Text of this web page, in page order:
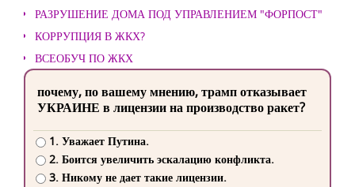
РАЗРУШЕНИЕ ДОМА ПОД УПРАВЛЕНИЕМ "ФОРПОСТ"
КОРРУПЦИЯ В ЖКХ?
ВСЕОБУЧ ПО ЖКХ
почему, по вашему мнению, трамп отказывает
УКРАИНЕ в лицензии на производство ракет?
1. Уважает Путина.
2. Боится увеличить эскалацию конфликта.
3. Никому не дает такие лицензии.